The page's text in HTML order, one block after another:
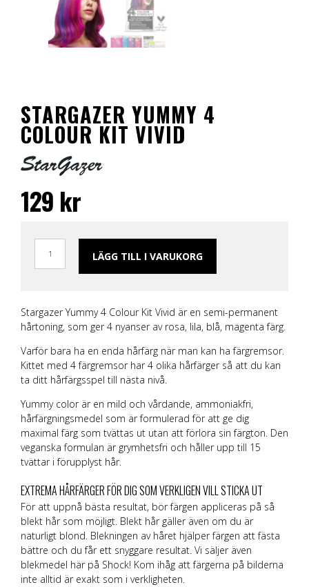
STARGAZER YUMMY 4
COLOUR KIT VIVID
129 kr
LÄGG TILL I VARUKORG
Stargazer Yummy 4 Colour Kit Vivid är en semi-permanent
hårtoning, som ger 4 nyanser av rosa, lila, blå, magenta färg.
Varför bara ha en enda hårfärg när man kan ha färgremsor.
Kittet med 4 färgremsor har 4 olika hårfärger så att du kan
ta ditt hårfärgsspel till nästa nivå.
Yummy color är en mild och vårdande, ammoniakfri,
hårfärgningsmedel som är formulerad för att ge dig
maximal färg som tvättas ut utan att förlora sin färgton. Den
veganska formulan är grymhetsfri och håller upp till 15
tvättar i förupplyst hår.
EXTREMA HÅRFÄRGER FÖR DIG SOM VERKLIGEN VILL STICKA UT
För att uppnå bästa resultat, bör färgen appliceras på så
blekt hår som möjligt. Blekt hår gäller även om du är
naturligt blond. Blekningen av håret hjälper färgen att fästa
bättre och du får ett snyggare resultat. Vi säljer även
blekmedel här på Shock! Kom ihåg att färgerna på bilderna
inte alltid är exakt som i verkligheten.